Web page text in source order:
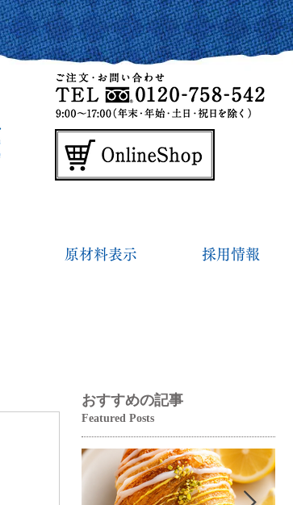
原材料表示 採用情報
おすすめの記事
Featured Posts